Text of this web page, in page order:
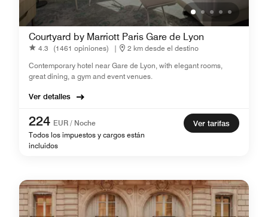
Courtyard by Marriott Paris Gare de Lyon
4.3 (1461 opiniones) |
2 km desde el destino
Contemporary hotel near Gare de Lyon, with elegant rooms,
great dining, a gym and event venues.
Ver detalles
224 EUR / Noche
Todos los impuestos y cargos están
incluidos
Ver tarifas